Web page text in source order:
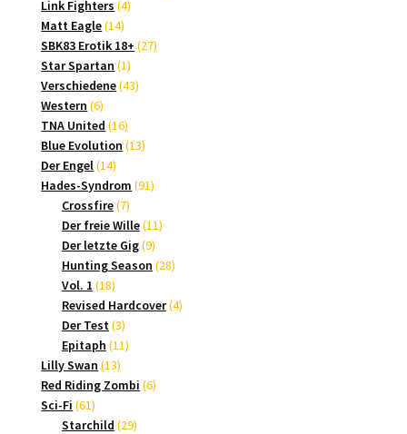
Link Fighters 44
Matt Eagle 1414
Produkte
SBK83 Erotik 18+ 2727
Star Spartan 11
Produkt
Verschiedene 4343
Western 66
Produkte
TNA United 1616
Produkte
Blue Evolution 1313
Der Engel 1414
Produkte
Hades-Syndrom 9191
Crossfire 77
Produkte
Der freie Wille 1111
Der letzte Gig 99
Produkte
Hunting Season 2828
Vol. 1 1818
Produkte
Revised Hardcover 44
Der Test 33
Produkte
Epitaph 1111
Lilly Swan 1313
Produkte
Red Riding Zombi 66
Sci-Fi 6161
Produkte
Starchild 2929